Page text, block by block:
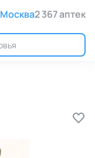
Москва2 367 аптек